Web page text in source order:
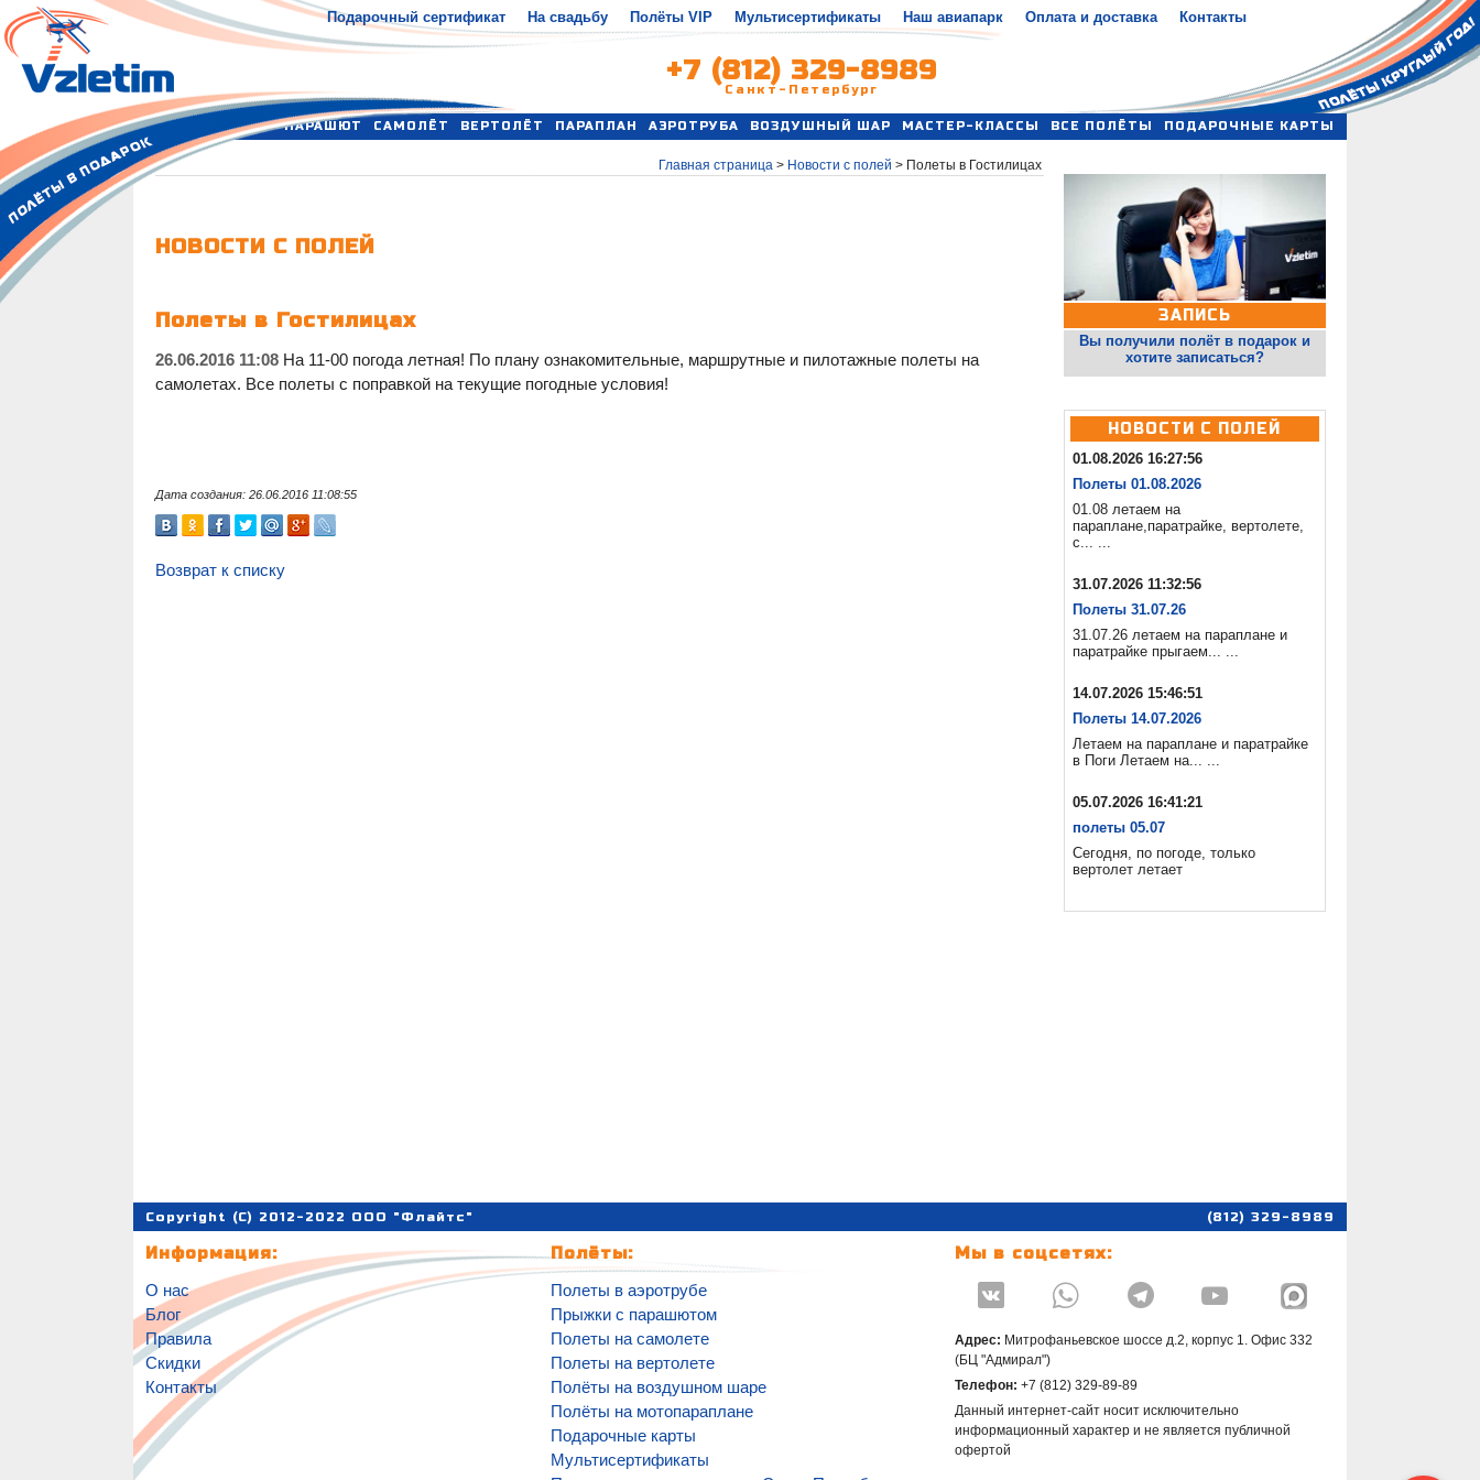
Подарочный сертификат На свадьбу Полёты VIP Мультисертификаты Наш авиапарк Оплата и доставка Контакты
+7 (812) 329-8989
Санкт-Петербург
ПАРАШЮТ САМОЛЁТ ВЕРТОЛЁТ ПАРАПЛАН АЭРОТРУБА ВОЗДУШНЫЙ ШАР МАСТЕР-КЛАССЫ ВСЕ ПОЛЁТЫ ПОДАРОЧНЫЕ КАРТЫ
Главная страница> Новости с полей > Полеты в Гостилицах
НОВОСТИ С ПОЛЕЙ
Полеты в Гостилицах
26.06.2016 11:08На 11-00 погода летная! По плану ознакомительные, маршрутные и пилотажные полеты на
самолетах. Все полеты с поправкой на текущие погодные условия!
Дата создания: 26.06.2016 11:08:55
Возврат к списку
ЗАПИСЬ
Вы получили полёт в подарок и
хотите записаться?
НОВОСТИ С ПОЛЕЙ
01.08.2026 16:27:56
Полеты 01.08.2026
01.08 летаем на
параплане,паратрайке, вертолете,
с... ...
31.07.2026 11:32:56
Полеты 31.07.26
31.07.26 летаем на параплане и
паратрайке прыгаем... ...
14.07.2026 15:46:51
Полеты 14.07.2026
Летаем на параплане и паратрайке
в Поги Летаем на... ...
05.07.2026 16:41:21
полеты 05.07
Сегодня, по погоде, только
вертолет летает
Copyright (C) 2012-2022 ООО "Флайтс" (812) 329-8989
Информация:
О нас
Блог
Правила
Скидки
Контакты
Полёты:
Полеты в аэротрубе
Прыжки с парашютом
Полеты на самолете
Полеты на вертолете
Полёты на воздушном шаре
Полёты на мотопараплане
Подарочные карты
Мультисертификаты
Мы в соцсетях:
   
Адрес: Митрофаньевское шоссе д.2, корпус 1. Офис 332
(БЦ "Адмирал")
Телефон: +7 (812) 329-89-89
Данный интернет-сайт носит исключительно
информационный характер и не является публичной
офертой